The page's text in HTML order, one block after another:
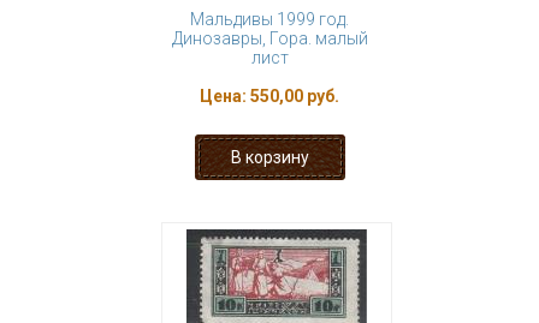
Мальдивы 1999 год.
Динозавры, Гора. малый
лист
Цена: 550,00 руб.